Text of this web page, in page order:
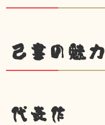
己書の魅力
代表作